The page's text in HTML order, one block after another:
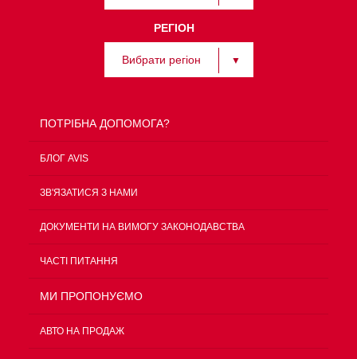
РЕГІОН
Вибрати регіон
ПОТРІБНА ДОПОМОГА?
БЛОГ AVIS
ЗВ'ЯЗАТИСЯ З НАМИ
ДОКУМЕНТИ НА ВИМОГУ ЗАКОНОДАВСТВА
ЧАСТІ ПИТАННЯ
МИ ПРОПОНУЄМО
АВТО НА ПРОДАЖ